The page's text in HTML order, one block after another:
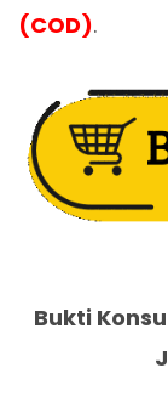
(COD).
Bukti